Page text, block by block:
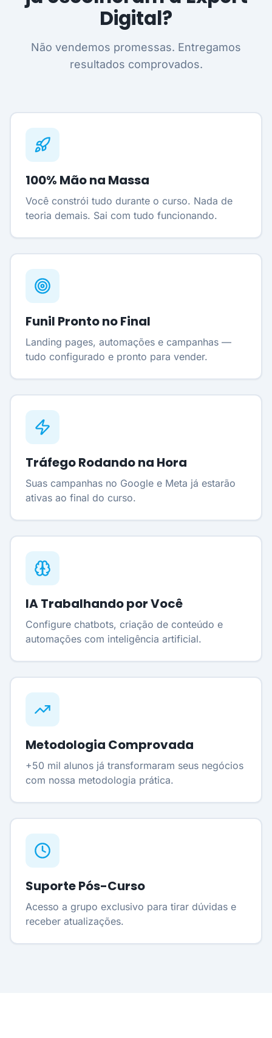
Digital?
Não vendemos promessas. Entregamos
resultados comprovados.
100% Mão na Massa
Você constrói tudo durante o curso. Nada de
teoria demais. Sai com tudo funcionando.
Funil Pronto no Final
Landing pages, automações e campanhas —
tudo configurado e pronto para vender.
Tráfego Rodando na Hora
Suas campanhas no Google e Meta já estarão
ativas ao final do curso.
IA Trabalhando por Você
Configure chatbots, criação de conteúdo e
automações com inteligência artificial.
Metodologia Comprovada
+50 mil alunos já transformaram seus negócios
com nossa metodologia prática.
Suporte Pós-Curso
Acesso a grupo exclusivo para tirar dúvidas e
receber atualizações.